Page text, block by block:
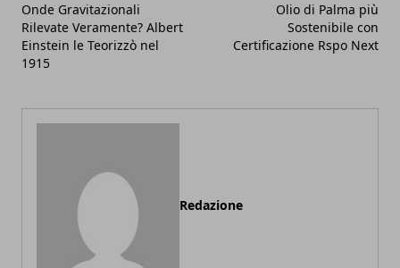
Onde Gravitazionali
Rilevate Veramente? Albert
Einstein le Teorizzò nel
1915
Olio di Palma più
Sostenibile con
Certificazione Rspo Next
Redazione